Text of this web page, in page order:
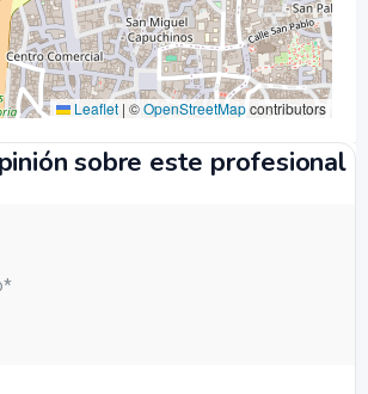
Leaflet | ©OpenStreetMapcontributors
sobre este profesional